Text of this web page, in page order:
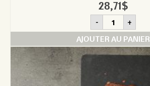
28,71$
- quantité
de
Bifteck
faux-
filet
+
AJOUTER AU PANIER